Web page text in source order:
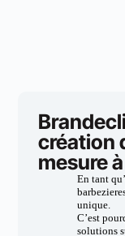
création
mesure
En tant qu’
unique.
C’est
solutions